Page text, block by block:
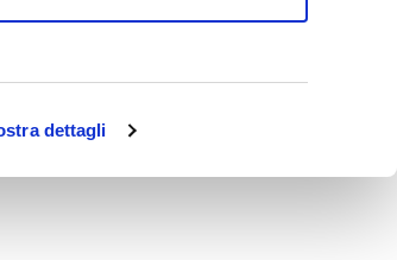
dettagli